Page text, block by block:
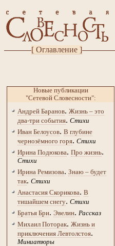
[ Оглавление ]
Новые публикации
"Сетевой Словесности":
Андрей Баранов. Жизнь – это
два-три события. Стихи
Иван Белоусов. В глубине
чернозёмного горя. Стихи
Ирина Подюкова. Про жизнь.
Стихи
Ирина Ремизова. Знаю – будет
так. Стихи
Анастасия Скорикова. В
тишайшем снегу. Стихи
Братья Бри. Эвелин. Рассказ
Михаил Поторак. Жизнь и
приключения Левтолстоя.
Миниатюры